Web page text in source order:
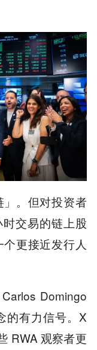
。但对投资者
交易的链上股
更接近发行人
Domingo
的有力信号。X
RWA 观察者更